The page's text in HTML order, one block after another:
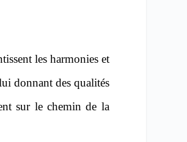
les harmonies et
donnant des qualités
sur le chemin de la